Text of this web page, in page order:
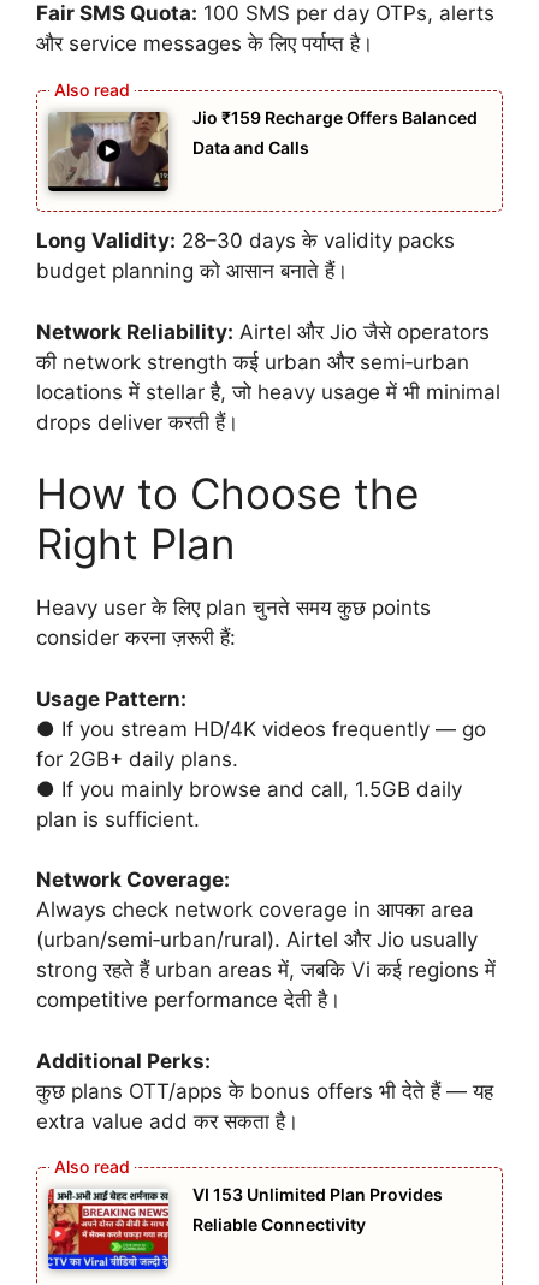
Fair SMS Quota: 100 SMS per day OTPs, alerts
और service messages के लिए पर्याप्त है।
Jio ₹159 Recharge Offers Balanced
Data and Calls
Long Validity: 28–30 days के validity packs
budget planning को आसान बनाते हैं।
Network Reliability: Airtel और Jio जैसे operators
की network strength कई urban और semi‑urban
locations में stellar है, जो heavy usage में भी minimal
drops deliver करती हैं।
How to Choose the
Right Plan
Heavy user के लिए plan चुनते समय कुछ points
consider करना ज़रूरी हैं:
Usage Pattern:
● If you stream HD/4K videos frequently — go
for 2GB+ daily plans.
● If you mainly browse and call, 1.5GB daily
plan is sufficient.
Network Coverage:
Always check network coverage in आपका area
(urban/semi‑urban/rural). Airtel और Jio usually
strong रहते हैं urban areas में, जबकि Vi कई regions में
competitive performance देती है।
Additional Perks:
कुछ plans OTT/apps के bonus offers भी देते हैं — यह
extra value add कर सकता है।
VI 153 Unlimited Plan Provides
Reliable Connectivity